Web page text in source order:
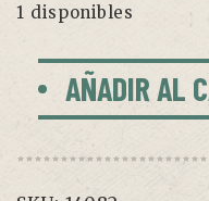
1 disponibles
Lámpara
gris/azul
AÑADIR AL